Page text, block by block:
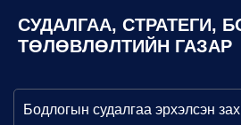
СУДАЛГАА, СТРАТЕГИ,
ТӨЛӨВЛӨЛТИЙН ГАЗАР
Бодлогын судалгаа эрхэлсэн